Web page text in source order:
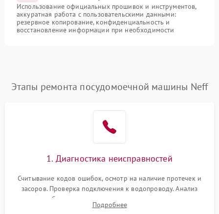
Использование официальных прошивок и инструментов,
аккуратная работа с пользовательскими данными:
резервное копирование, конфиденциальность и
восстановление информации при необходимости
Этапы ремонта посудомоечной машины Neff
1. Диагностика неисправностей
Считывание кодов ошибок, осмотр на наличие протечек и
засоров. Проверка подключения к водопроводу. Анализ
жалоб на отсутствие слива, нагрева, вращения
разбрызгивателей или срабатывание системы защиты
Подробнее